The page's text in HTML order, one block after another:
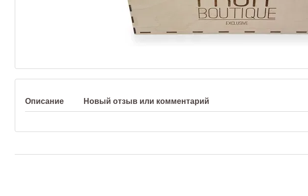
Описание Новый отзыв или комментарий